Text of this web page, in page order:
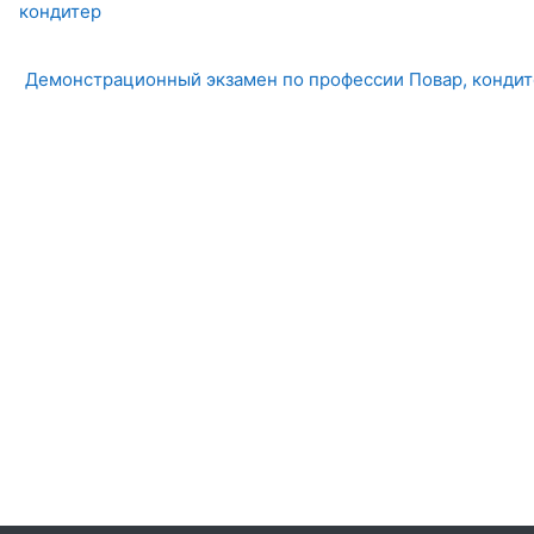
кондитер
Демонстрационный экзамен по профессии Повар,